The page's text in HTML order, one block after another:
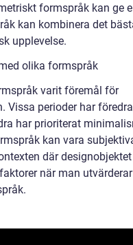
formspråk kan ge
kan kombinera det
upplevelse.
olika formspråk
varit föremål för
Vissa perioder har
har prioriterat
kan vara
där
när man utvärderar